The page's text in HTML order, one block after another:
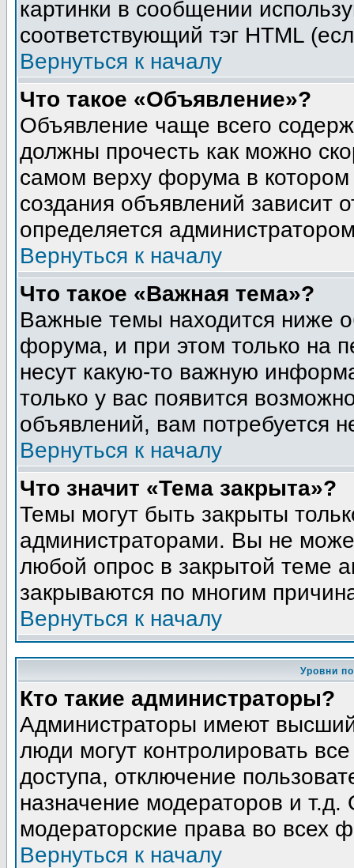
картинки в сообщении
соответствующий тэг HTML
Вернуться к началу
Что такое «Объявление»?
Объявление чаще всего
должны прочесть как можно
самом верху форума в
создания объявлений зависит
определяется
Вернуться к началу
Что такое «Важная тема»?
Важные темы находится ниже
форума, и при этом только на
несут какую-то важную
только у вас появится
объявлений, вам потребуется
Вернуться к началу
Что значит «Тема закрыта»?
Темы могут быть закрыты
администраторами. Вы не
любой опрос в закрытой теме
закрываются по многим
Вернуться к началу
Уровни
Кто такие администраторы?
Администраторы имеют
люди могут контролировать
доступа, отключение
назначение модераторов и
модераторские права во всех
Вернуться к началу